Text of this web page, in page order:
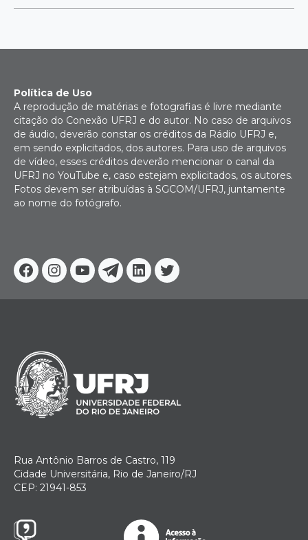
Facebook
Instagram
YoutubeTelegram
Linkedin
Twitter
Política de Uso
A reprodução de matérias e fotografias é livre mediante
citação do Conexão UFRJ e do autor. No caso de arquivos
de áudio, deverão constar os créditos da Rádio UFRJ e,
em sendo explicitados, dos autores. Para uso de arquivos
de vídeo, esses créditos deverão mencionar o canal da
UFRJ no YouTube e, caso estejam explicitados, os autores.
Fotos devem ser atribuídas à SGCOM/UFRJ, juntamente
ao nome do fotógrafo.
Rua Antônio Barros de Castro, 119
Cidade Universitária, Rio de Janeiro/RJ
CEP: 21941-853